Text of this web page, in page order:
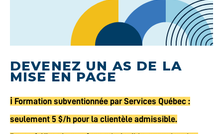
DEVENEZ UN AS DE LA
MISE EN PAGE
ℹ️ Formation subventionnée par Services Québec :
seulement 5 $/h pour la clientèle admissible.